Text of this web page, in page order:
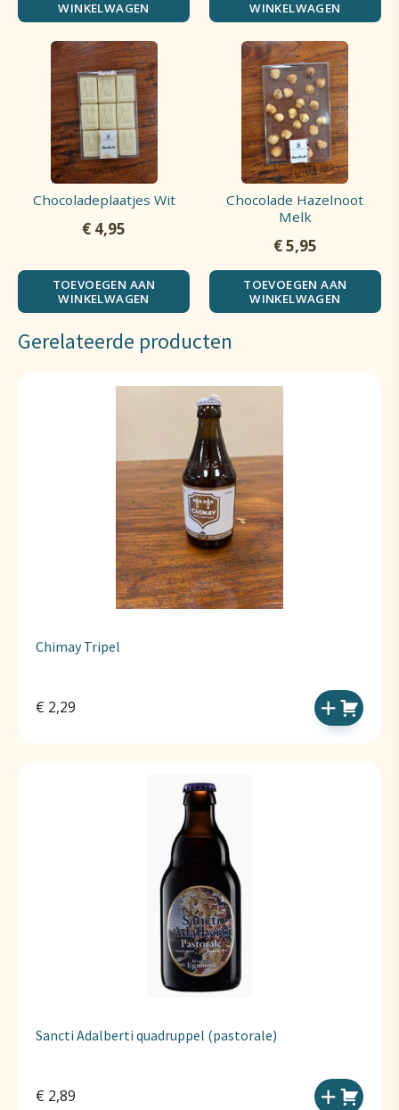
WINKELWAGEN
WINKELWAGEN
Chocoladeplaatjes Wit
€ 4,95
TOEVOEGEN AAN
WINKELWAGEN
Chocolade Hazelnoot
Melk
€5,95
TOEVOEGEN AAN
WINKELWAGEN
Gerelateerde producten
Chimay Tripel
€ 2,29
Sancti Adalberti quadruppel (pastorale)
€ 2,89